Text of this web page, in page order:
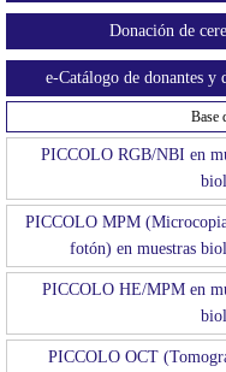
Donación de
e-Catálogo de donantes y
Base
PICCOLO RGB/NBI en
PICCOLO MPM
fotón) en muestras
PICCOLO HE/MPM en
PICCOLO OCT